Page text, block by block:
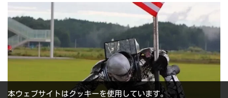
本ウェブサイトはクッキーを使用しています。